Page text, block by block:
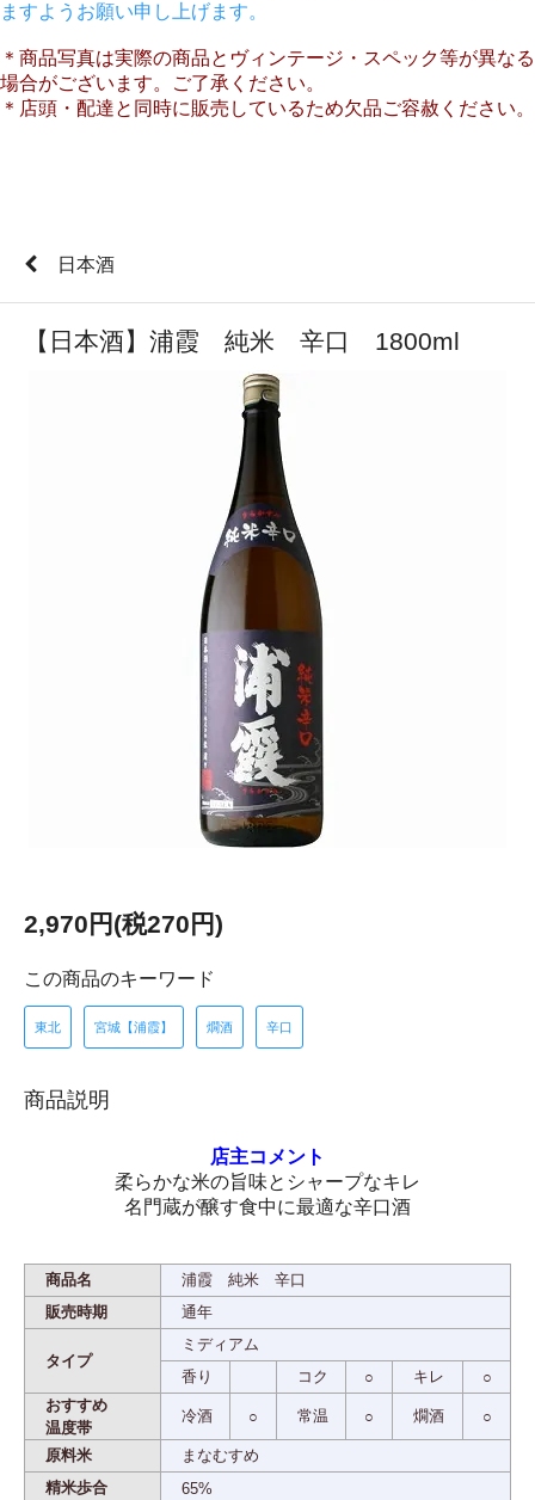
ますようお願い申し上げます。
＊商品写真は実際の商品とヴィンテージ・スペック等が異なる
場合がございます。ご了承ください。
＊店頭・配達と同時に販売しているため欠品ご容赦ください。
日本酒
【日本酒】浦霞 純米 辛口 1800ml
2,970円(税270円)
この商品のキーワード
東北 宮城【浦霞】 燗酒 辛口
商品説明
店主コメント
柔らかな米の旨味とシャープなキレ
名門蔵が醸す食中に最適な辛口酒
商品名
浦霞 純米 辛口
販売時期
通年
タイプ
ミディアム
香り
コク ○ キレ
○
おすすめ
温度帯
冷酒 ○ 常温 ○ 燗酒 ○
原料米
まなむすめ
精米歩合
65%